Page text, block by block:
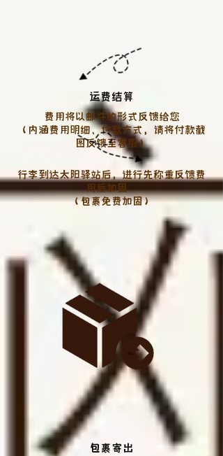
运费结算
费用将以邮件的形式反馈给您
（内涵费用明细、付款方式，请将付款截
图反馈至客服）
行李到达太阳驿站后，进行先称重反馈费
用后加固。
（包裹免费加固）
​包裹寄出